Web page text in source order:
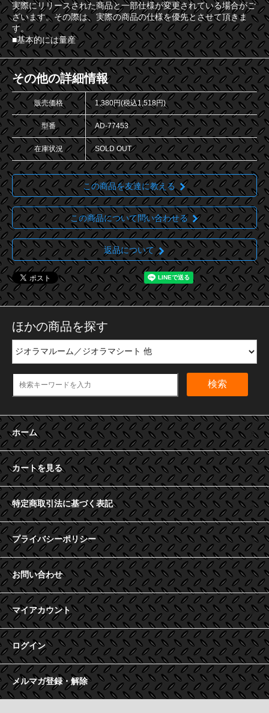
実際にリリースされた商品と一部仕様が変更されている場合がご
ざいます。その際は、実際の商品の仕様を優先とさせて頂きま
す。
■基本的には量産
その他の詳細情報
販売価格 1,380円(税込1,518円)
型番 AD-77453
在庫状況 SOLD OUT
この商品を友達に教える
この商品について問い合わせる
返品について
ほかの商品を探す
検索
ホーム
カートを見る
特定商取引法に基づく表記
プライバシーポリシー
お問い合わせ
マイアカウント
ログイン
メルマガ登録・解除